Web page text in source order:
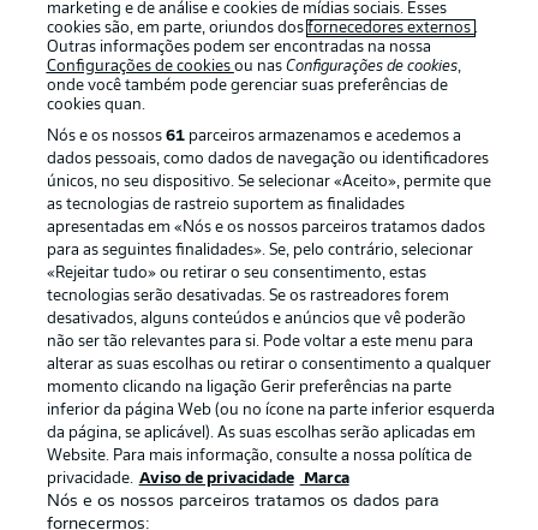
Publicidade Avisos legais
Aviso de privacidade
Termos de uso Trabalhe conosco
Marca Contato
Jogadores
marketing e de análise e cookies de mídias sociais. Esses
cookies são, em parte, oriundos dos fornecedores externos .
Outras informações podem ser encontradas na nossa
Configurações de cookies ou nas Configurações de cookies,
onde você também pode gerenciar suas preferências de
cookies quan.
Nós e os nossos 61parceiros armazenamos e acedemos a
dados pessoais, como dados de navegação ou identificadores
únicos, no seu dispositivo. Se selecionar «Aceito», permite que
as tecnologias de rastreio suportem as finalidades
apresentadas em «Nós e os nossos parceiros tratamos dados
para as seguintes finalidades». Se, pelo contrário, selecionar
«Rejeitar tudo» ou retirar o seu consentimento, estas
tecnologias serão desativadas. Se os rastreadores forem
desativados, alguns conteúdos e anúncios que vê poderão
não ser tão relevantes para si. Pode voltar a este menu para
alterar as suas escolhas ou retirar o consentimento a qualquer
momento clicando na ligação Gerir preferências na parte
inferior da página Web (ou no ícone na parte inferior esquerda
da página, se aplicável). As suas escolhas serão aplicadas em
Website. Para mais informação, consulte a nossa política de
privacidade. Aviso de privacidade Marca
Nós e os nossos parceiros tratamos os dados para
fornecermos: